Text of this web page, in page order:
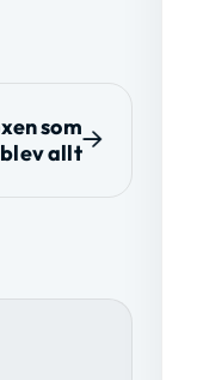
som
blev allt